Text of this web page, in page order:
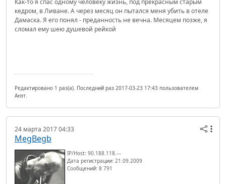
кедром, в Ливане. А через месяц он пытался меня убить в отеле
Дамаска. Я его понял - преданность не вечна. Месяцем позже, я
сломал ему шею душевой рейкой
Редактировано 1 раз(а). Последний раз 2017-03-23 17:43 пользователем
Анэт.
24 марта 2017 04:33
MegBegb
IP/Host: 90.188.118.---
Дата регистрации: 21.09.2009
Сообщений: 8 791